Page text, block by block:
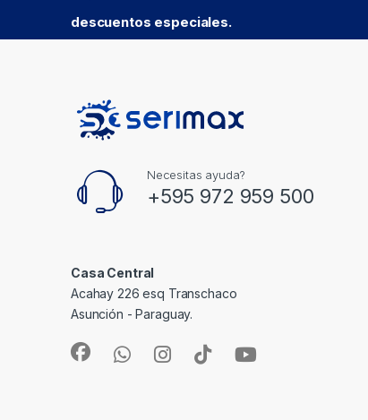
descuentos especiales.
Necesitas ayuda?
+595 972 959 500
Casa Central
Acahay 226 esq Transchaco
Asunción - Paraguay.